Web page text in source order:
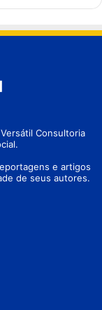
Consultoria
e artigos
de seus autores.